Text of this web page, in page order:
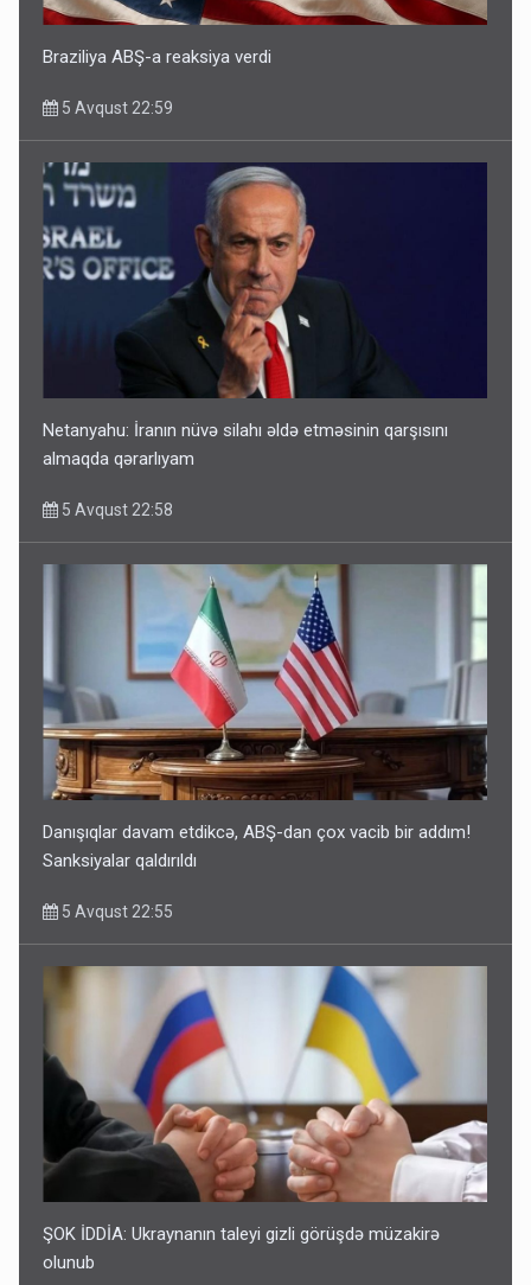
Braziliya ABŞ-a reaksiya verdi
5 Avqust 22:59
Netanyahu: İranın nüvə silahı əldə etməsinin qarşısını
almaqda qərarlıyam
5 Avqust 22:58
Danışıqlar davam etdikcə, ABŞ-dan çox vacib bir addım!
Sanksiyalar qaldırıldı
5 Avqust 22:55
ŞOK İDDİA: Ukraynanın taleyi gizli görüşdə müzakirə
olunub